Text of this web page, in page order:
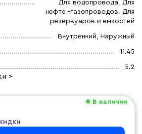
Для водопровода, Для
нефте -газопроводов, Для
резервуаров и емкостей
Внутренний, Наружный
11.45
5.2
>
В наличии